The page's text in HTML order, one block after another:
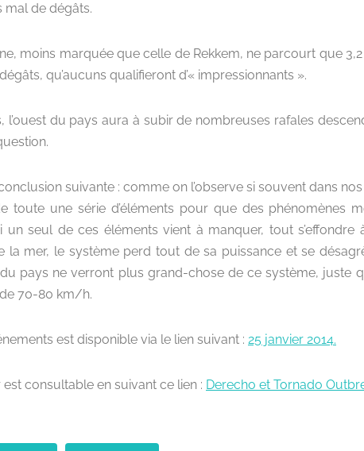
de dégâts.
moins marquée que celle de Rekkem, ne parcourt que 3,2
qu’aucuns qualifieront d’« impressionnants ».
l’ouest du pays aura à subir de nombreuses rafales
suivante : comme on l’observe si souvent dans
toute une série d’éléments pour que des phénomènes
un seul de ces éléments vient à manquer, tout s’effondre
la mer, le système perd tout de sa puissance et se
pays ne verront plus grand-chose de ce système, juste
de 70-80 km/h.
est disponible via le lien suivant : 25 janvier 2014.
consultable en suivant ce lien : Derecho et Tornado